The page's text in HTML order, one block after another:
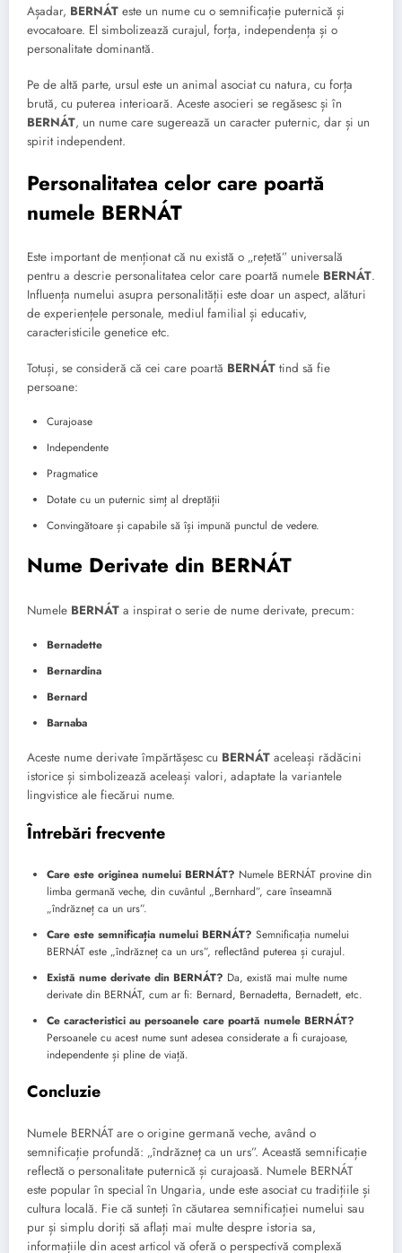
Așadar, BERNÁT este un nume cu o semnificație puternică și
evocatoare. El simbolizează curajul, forța, independența și o
personalitate dominantă.
Pe de altă parte, ursul este un animal asociat cu natura, cu forța
brută, cu puterea interioară. Aceste asocieri se regăsesc și în
BERNÁT, un nume care sugerează un caracter puternic, dar și un
spirit independent.
Personalitatea celor care poartă
numele BERNÁT
Este important de menționat că nu există o „rețetă” universală
pentru a descrie personalitatea celor care poartă numele BERNÁT.
Influența numelui asupra personalității este doar un aspect, alături
de experiențele personale, mediul familial și educativ,
caracteristicile genetice etc.
Totuși, se consideră că cei care poartă BERNÁT tind să fie
persoane:
Curajoase
Independente
Pragmatice
Dotate cu un puternic simț al dreptății
Convingătoare și capabile să își impună punctul de vedere.
Nume Derivate din BERNÁT
Numele BERNÁT a inspirat o serie de nume derivate, precum:
Bernadette
Bernardina
Bernard
Barnaba
Aceste nume derivate împărtășesc cu BERNÁT aceleași rădăcini
istorice și simbolizează aceleași valori, adaptate la variantele
lingvistice ale fiecărui nume.
Întrebări frecvente
Care este originea numelui BERNÁT? Numele BERNÁT provine din
limba germană veche, din cuvântul „Bernhard”, care înseamnă
„îndrăzneț ca un urs”.
Care este semnificația numelui BERNÁT? Semnificația numelui
BERNÁT este „îndrăzneț ca un urs”, reflectând puterea și curajul.
Există nume derivate din BERNÁT? Da, există mai multe nume
derivate din BERNÁT, cum ar fi: Bernard, Bernadetta, Bernadett, etc.
Ce caracteristici au persoanele care poartă numele BERNÁT?
Persoanele cu acest nume sunt adesea considerate a fi curajoase,
independente și pline de viață.
Concluzie
Numele BERNÁT are o origine germană veche, având o
semnificație profundă: „îndrăzneț ca un urs”. Această semnificație
reflectă o personalitate puternică și curajoasă. Numele BERNÁT
este popular în special în Ungaria, unde este asociat cu tradițiile și
cultura locală. Fie că sunteți în căutarea semnificației numelui sau
pur și simplu doriți să aflați mai multe despre istoria sa,
informațiile din acest articol vă oferă o perspectivă complexă